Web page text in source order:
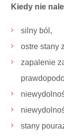
Kiedy nie
silny ból,
ostre stany
zapalenie
stany